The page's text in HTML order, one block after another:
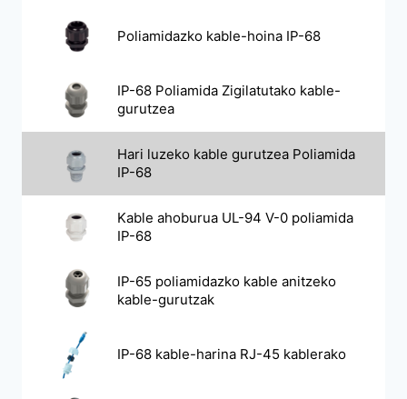
Poliamidazko kable-hoina IP-68
IP-68 Poliamida Zigilatutako kable-
gurutzea
Hari luzeko kable gurutzea Poliamida
IP-68
Kable ahoburua UL-94 V-0 poliamida
IP-68
IP-65 poliamidazko kable anitzeko
kable-gurutzak
IP-68 kable-harina RJ-45 kablerako